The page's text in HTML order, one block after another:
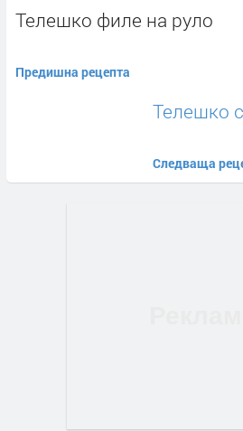
Телешко филе на руло
Предишна рецепта
Телешко
Следваща